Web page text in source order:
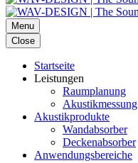
Menu
Close
Startseite
Leistungen
Raumplanung
Akustikmessung
Akustikprodukte
Wandabsorber
Deckenabsorber
Anwendungsbereiche